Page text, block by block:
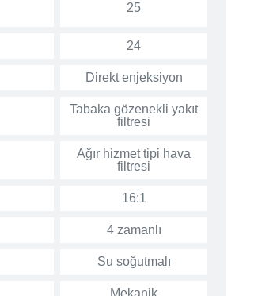
25
24
Direkt enjeksiyon
Tabaka gözenekli yakıt
filtresi
Ağır hizmet tipi hava
filtresi
16:1
4 zamanlı
Su soğutmalı
Mekanik